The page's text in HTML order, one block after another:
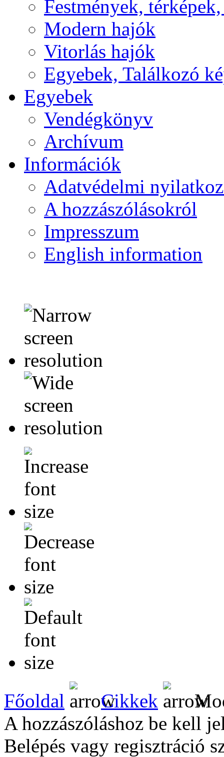
Festmények,
Modern hajók
Vitorlás hajók
Egyebek, Találkozó
Egyebek
Vendégkönyv
Archívum
Információk
Adatvédelmi
A hozzászólásokról
Impresszum
English information
Főoldal Cikkek
A hozzászóláshoz be kell
Belépés vagy regisztráció